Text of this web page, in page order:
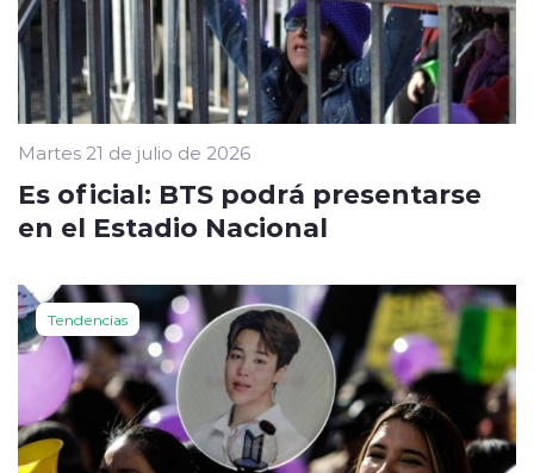
Martes 21 de julio de 2026
Es oficial: BTS podrá presentarse
en el Estadio Nacional
Tendencias